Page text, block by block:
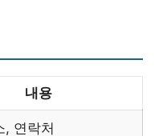
내용
, 연락처